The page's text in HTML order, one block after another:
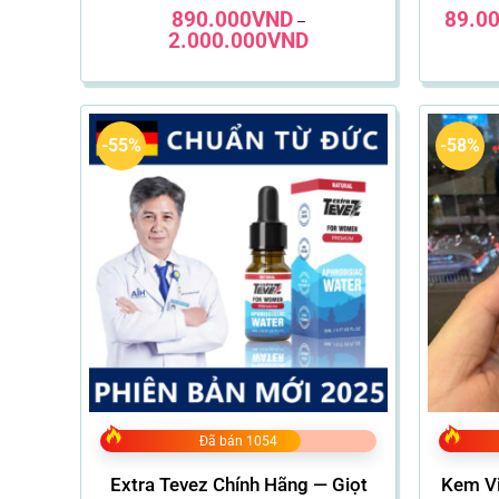
Được xếp
hạng4.66
5 sao
890.000VND –
2.000.000VNDKhoảng
890.000VND
2.000.000VND
-55%
Đã bán 1054
Extra Tevez Chính Hãng — Giọt
-58%
Kem